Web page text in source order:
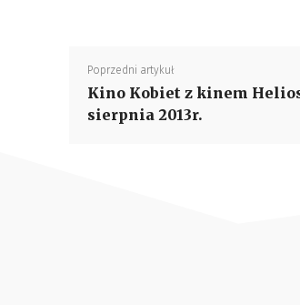
Poprzedni artykuł
Kino Kobiet z kinem
sierpnia 2013r.